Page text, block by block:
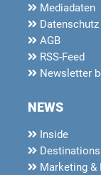
Mediadaten
Datenschutz
AGB
RSS-Feed
Newsletter
NEWS
Inside
Destinations
Marketing &